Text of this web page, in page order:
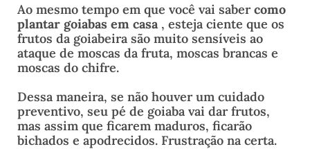
Ao mesmo tempo em que você vai saber como
plantar goiabas em casa , esteja ciente que os
frutos da goiabeira são muito sensíveis ao
ataque de moscas da fruta, moscas brancas e
moscas do chifre.
Dessa maneira, se não houver um cuidado
preventivo, seu pé de goiaba vai dar frutos,
mas assim que ficarem maduros, ficarão
bichados e apodrecidos. Frustração na certa.